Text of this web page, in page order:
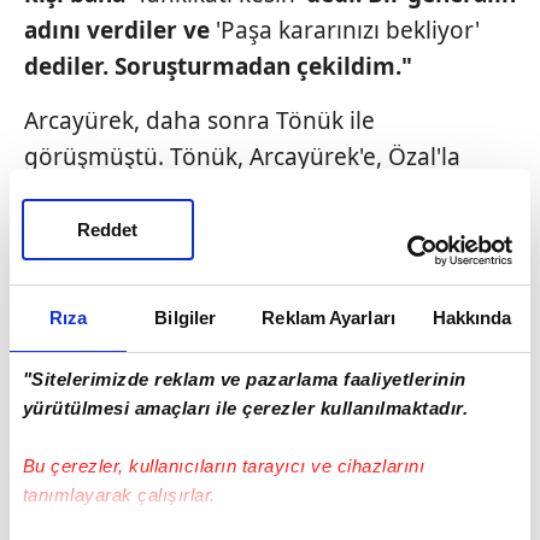
Rıza Bilgiler Reklam Ayarları Hakkında
"Sitelerimizde reklam ve pazarlama faaliyetlerinin
yürütülmesi amaçları ile çerezler kullanılmaktadır.
Bu çerezler, kullanıcıların tarayıcı ve cihazlarını
tanımlayarak çalışırlar.
Reddet
adını verdiler ve 'Paşa kararınızı bekliyor'
dediler. Soruşturmadan çekildim."
Arcayürek, daha sonra Tönük ile
görüşmüştü. Tönük, Arcayürek'e, Özal'la
buluştuğunu söylemiş ve o görüşme
sahnesini şöyle anlatmıştı:
"Özal'ın Harbiye
orduevindeki odasında diz dize oturduk.
kendisine açıklayacağım sırada, Özal
odadaki büyük ekran televizyonun uzaktan
kumandasına uzandı ve sesi sonuna kadar
fısıldadım: Sabri Yirmibeşoğlu."